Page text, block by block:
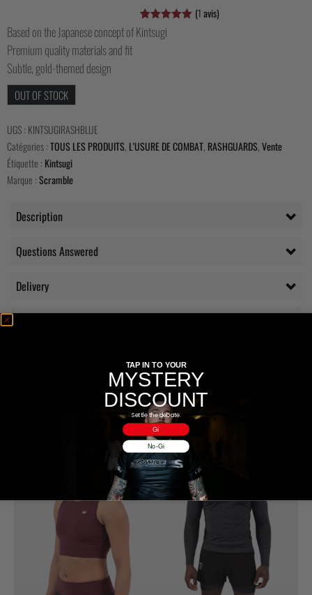
Noté5.00
sur 5
1
(1avis)
Based on the Japanese concept of Kintsugi
Premium quality materials and fit
Subtle, gold-themed design
OUT OF STOCK
UGS : KINTSUGIRASHBLUE
Catégories :TOUS LES PRODUITS, L'USURE DE COMBAT, RASHGUARDS,Vente
Étiquette : Kintsugi
Marque :Scramble
Description
Questions Answered
Delivery
PRODUITS SIMILAIRES
TAP IN TO YOUR
MYSTERY
DISCOUNT
Settle the debate.
Gi
No-Gi